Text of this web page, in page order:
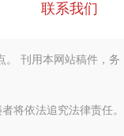
联系我们
。 刊用本网站稿件，务
将依法追究法律责任。